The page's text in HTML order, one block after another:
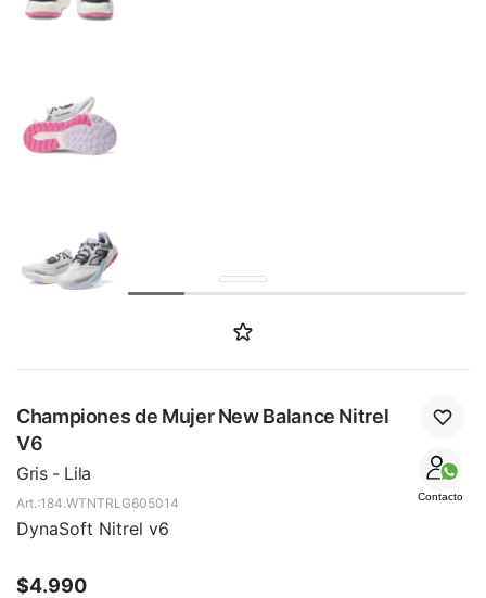
Championes de Mujer New Balance Nitrel
V6
Gris - Lila
Contacto
184.WTNTRLG605014
DynaSoft Nitrel v6
$4.990